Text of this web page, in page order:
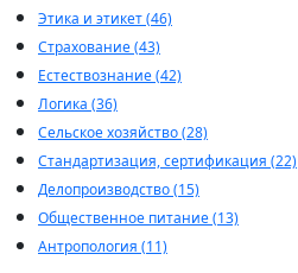
Этика и этикет (46)
Страхование (43)
Естествознание (42)
Логика (36)
Сельское хозяйство (28)
Стандартизация, сертификация (22)
Делопроизводство (15)
Общественное питание (13)
Антропология (11)